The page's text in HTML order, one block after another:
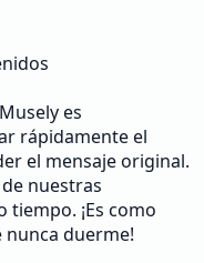
es
rápidamente el
el mensaje original.
nuestras
tiempo. ¡Es como
duerme!